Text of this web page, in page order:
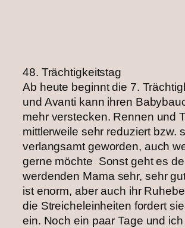
48. Trächtigkeitstag ‌
Ab heute beginnt die 7.
und Avanti kann ihren
mehr verstecken. Rennen und
mittlerweile sehr reduziert bzw.
verlangsamt geworden, auch
gerne möchte ‌ Sonst geht es
werdenden Mama sehr, sehr
ist enorm, aber auch ihr
die Streicheleinheiten fordert
ein. Noch ein paar Tage und